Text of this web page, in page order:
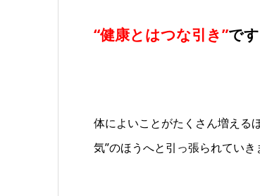
“健康とはつな引き”です
体によいことがたくさん増える
気”のほうへと引っ張られていき